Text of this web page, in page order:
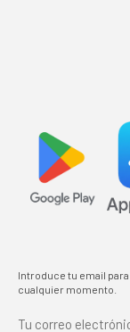
Introduce tu email
cualquier momento.